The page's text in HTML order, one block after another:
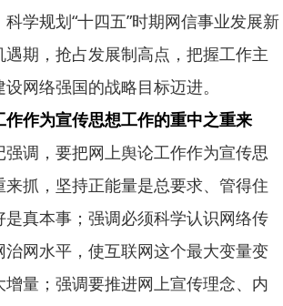
学规划“十四五”时期网信事业发展新
期，抢占发展制高点，把握工作主
网络强国的战略目标迈进。
作作为宣传思想工作的重中之重来
强调，要把网上舆论工作作为宣传思
抓，坚持正能量是总要求、管得住
是真本事；强调必须科学认识网络传
网水平，使互联网这个最大变量变
增量；强调要推进网上宣传理念、内